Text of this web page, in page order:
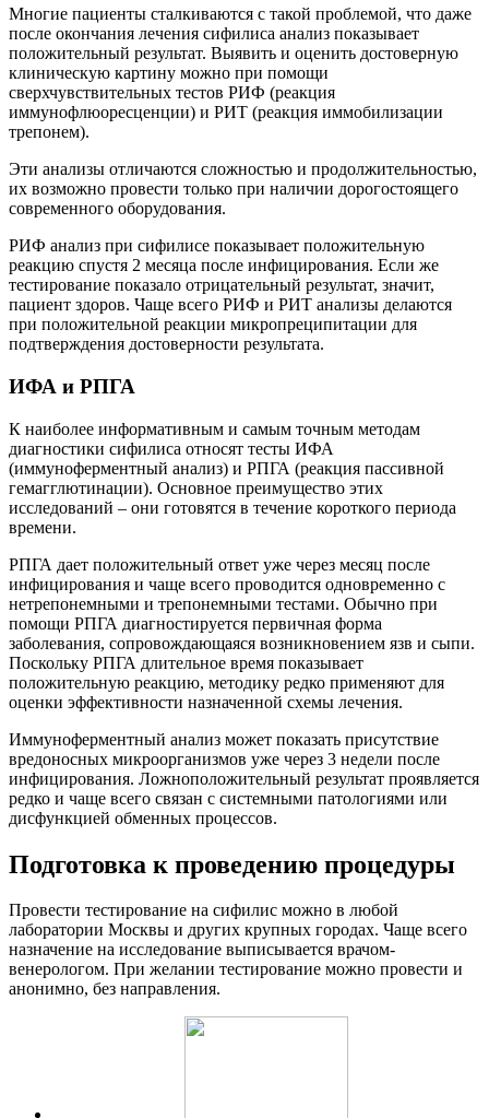
Многие пациенты сталкиваются с такой проблемой, что даже
после окончания лечения сифилиса анализ показывает
положительный результат. Выявить и оценить достоверную
клиническую картину можно при помощи
сверхчувствительных тестов РИФ (реакция
иммунофлюоресценции) и РИТ (реакция иммобилизации
трепонем).
Эти анализы отличаются сложностью и продолжительностью,
их возможно провести только при наличии дорогостоящего
современного оборудования.
РИФ анализ при сифилисе показывает положительную
реакцию спустя 2 месяца после инфицирования. Если же
тестирование показало отрицательный результат, значит,
пациент здоров. Чаще всего РИФ и РИТ анализы делаются
при положительной реакции микропреципитации для
подтверждения достоверности результата.
ИФА и РПГА
К наиболее информативным и самым точным методам
диагностики сифилиса относят тесты ИФА
(иммуноферментный анализ) и РПГА (реакция пассивной
гемагглютинации). Основное преимущество этих
исследований – они готовятся в течение короткого периода
времени.
РПГА дает положительный ответ уже через месяц после
инфицирования и чаще всего проводится одновременно с
нетрепонемными и трепонемными тестами. Обычно при
помощи РПГА диагностируется первичная форма
заболевания, сопровождающаяся возникновением язв и сыпи.
Поскольку РПГА длительное время показывает
положительную реакцию, методику редко применяют для
оценки эффективности назначенной схемы лечения.
Иммуноферментный анализ может показать присутствие
вредоносных микроорганизмов уже через 3 недели после
инфицирования. Ложноположительный результат проявляется
редко и чаще всего связан с системными патологиями или
дисфункцией обменных процессов.
Подготовка к проведению процедуры
Провести тестирование на сифилис можно в любой
лаборатории Москвы и других крупных городах. Чаще всего
назначение на исследование выписывается врачом-
венерологом. При желании тестирование можно провести и
анонимно, без направления.